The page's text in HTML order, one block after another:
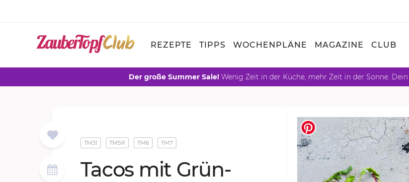
REZEPTE TIPPS WOCHENPLÄNE MAGAZINE CLUB
Der große Summer Sale! Wenig Zeit in der Küche, mehr Zeit in der Sonne. Dein
TM31 TM5® TM6 TM7
Ta­cos mit Grün­